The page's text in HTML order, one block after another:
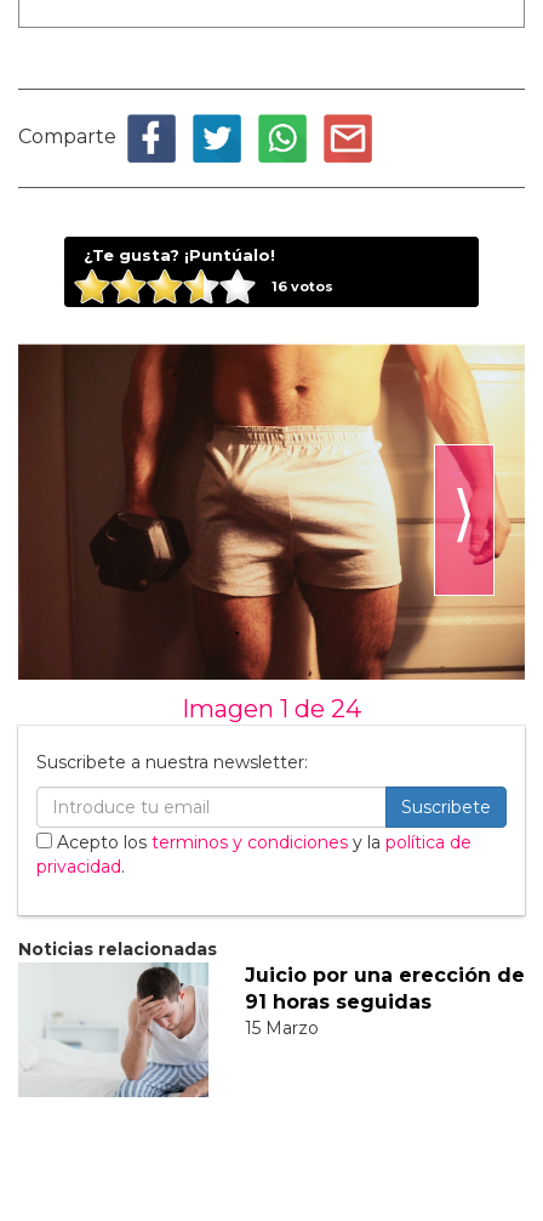
Comparte
¿Te gusta? ¡Puntúalo!
16votos
⟩
Imagen 1 de 24
Suscribete a nuestra newsletter:
Suscribete
Acepto los terminos y condiciones y la política de
privacidad.
Noticias relacionadas
Juicio por una erección de
91 horas seguidas
15 Marzo